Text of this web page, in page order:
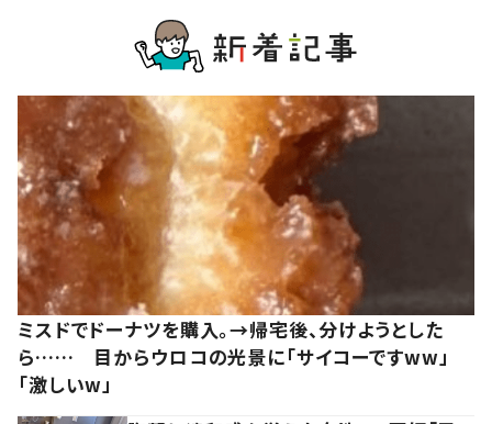
ミスドでドーナツを購入。→帰宅後、分けようとした
ら…… 目からウロコの光景に「サイコーですww」
「激しいw」